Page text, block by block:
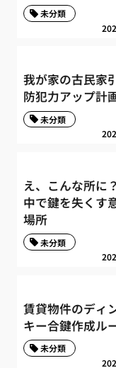
未分類
我が家の古民家
防犯力アップ計
未分類
え、こんな所に
中で鍵を失くす
場所
未分類
賃貸物件のディ
キー合鍵作成ル
未分類